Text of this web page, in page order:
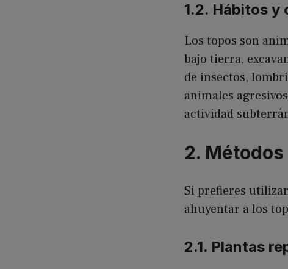
1.2. Hábitos
Los topos son
bajo tierra,
de insectos,
animales
actividad
2.
Si prefieres
ahuyentar a los
2.1. Plantas